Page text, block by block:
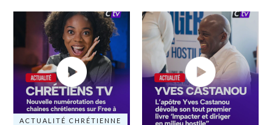
ACTUALITÉ CHRÉTIENNE